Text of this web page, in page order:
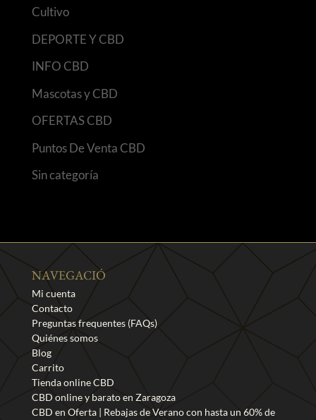
Cultivo
DEPORTE Y CBD
INFO CBD
Mascotas y CBD
OFERTAS CBD
Puntos De Venta CBD
Sin categoría
NAVEGACIÓ
Mi cuenta
Contacto
Preguntas frequentes (FAQs)
Quiénes somos
Blog
Carrito
Tienda online CBD
CBD online y barato en Zaragoza
CBD en Oferta | Rebajas de Verano con hasta un 60% de